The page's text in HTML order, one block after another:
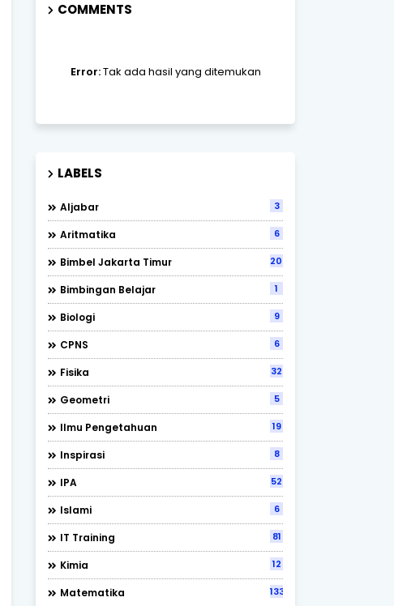
COMMENTS
Error:Tak ada hasil yang ditemukan
LABELS
Aljabar 3
Aritmatika 6
Bimbel Jakarta Timur 202
Bimbingan Belajar 1
Biologi 9
CPNS 6
Fisika 32
Geometri 5
Ilmu Pengetahuan 19
Inspirasi 8
IPA 52
Islami 6
IT Training 81
Kimia 12
Matematika 133